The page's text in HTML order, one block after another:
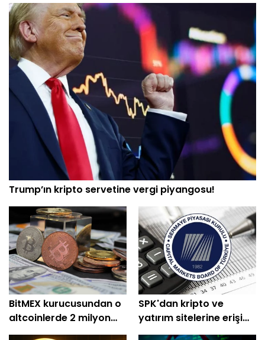
Trump’ın kripto servetine vergi piyangosu!
BitMEX kurucusundan o
altcoinlerde 2 milyon
dolarlık alım
SPK'dan kripto ve
yatırım sitelerine erişim
engeli